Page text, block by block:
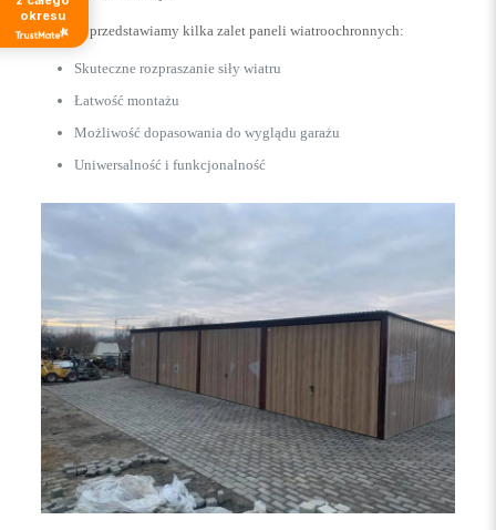
Poniżej przedstawiamy kilka zalet paneli wiatroochronnych:
Skuteczne rozpraszanie siły wiatru
Łatwość montażu
Możliwość dopasowania do wyglądu garażu
Uniwersalność i funkcjonalność
okresu